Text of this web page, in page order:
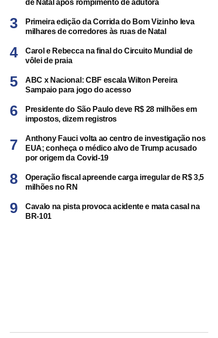
de Natal após rompimento de adutora
Primeira edição da Corrida do Bom Vizinho leva
milhares de corredores às ruas de Natal
Carol e Rebecca na final do Circuito Mundial de
vôlei de praia
ABC x Nacional: CBF escala Wilton Pereira
Sampaio para jogo do acesso
Presidente do São Paulo deve R$ 28 milhões em
impostos, dizem registros
Anthony Fauci volta ao centro de investigação nos
EUA; conheça o médico alvo de Trump acusado
por origem da Covid-19
Operação fiscal apreende carga irregular de R$ 3,5
milhões no RN
Cavalo na pista provoca acidente e mata casal na
BR-101